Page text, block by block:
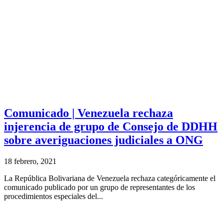
Comunicado | Venezuela rechaza
injerencia de grupo de Consejo de DDHH
sobre averiguaciones judiciales a ONG
18 febrero, 2021
La República Bolivariana de Venezuela rechaza categóricamente el
comunicado publicado por un grupo de representantes de los
procedimientos especiales del...